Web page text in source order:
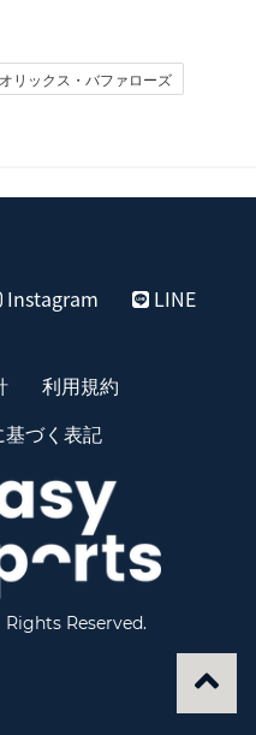
オリックス・バファローズ
Instagram LINE
利用規約
づく表記
Rights Reserved.